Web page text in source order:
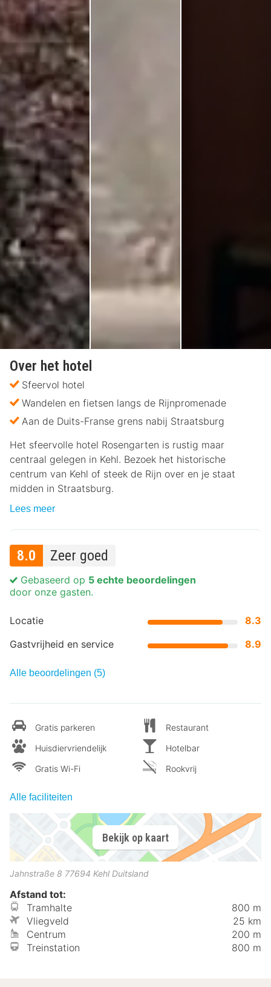
Over het hotel
Sfeervol hotel
Wandelen en fietsen langs de Rijnpromenade
Aan de Duits-Franse grens nabij Straatsburg
Het sfeervolle hotel Rosengarten is rustig maar
centraal gelegen in Kehl. Bezoek het historische
centrum van Kehl of steek de Rijn over en je staat
midden in Straatsburg.
Lees meer
8.0 Zeer goed
Locatie
8.3
Gastvrijheid en service
8.9
Gebaseerd op 5 echte beoordelingen
door onze gasten.
Alle beoordelingen (5)
Gratis parkeren
Huisdiervriendelijk
Gratis Wi-Fi
Restaurant
Hotelbar
Rookvrij
Alle faciliteiten
Bekijk op kaart
Jahnstraße 8 77694 Kehl Duitsland
Afstand tot:
Tramhalte
800 m
Vliegveld
25 km
Centrum
200 m
Treinstation
800 m